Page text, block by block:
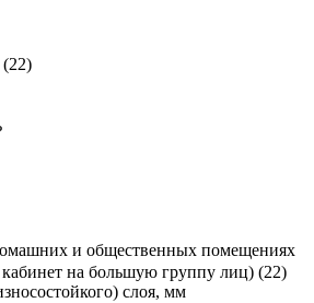
(22)
и общественных помещениях
на большую группу лиц) (22)
слоя, мм